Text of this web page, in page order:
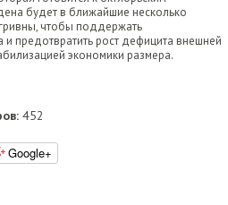
будет в ближайшие несколько
чтобы поддержать
и предотвратить рост дефицита внешней
экономики размера.
452
Google+